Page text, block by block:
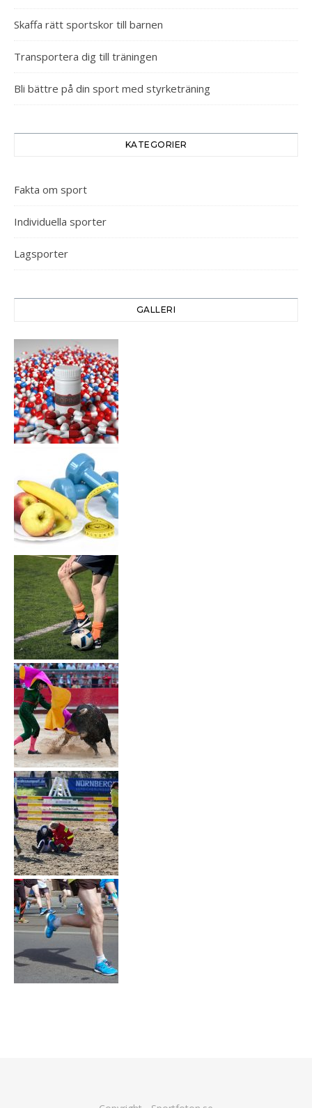
Skaffa rätt sportskor till barnen
Transportera dig till träningen
Bli bättre på din sport med styrketräning
KATEGORIER
Fakta om sport
Individuella sporter
Lagsporter
GALLERI